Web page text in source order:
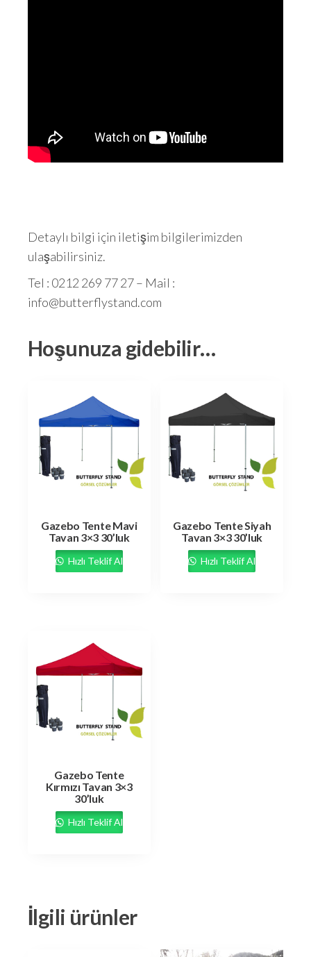
Detaylı bilgi için iletişim bilgilerimizden
ulaşabilirsiniz.
Tel : 0212 269 77 27 – Mail :
info@butterflystand.com
Hoşunuza gidebilir…
Gazebo Tente Mavi
Tavan 3×3 30’luk
Hızlı Teklif Al
Gazebo Tente Siyah
Tavan 3×3 30’luk
Hızlı Teklif Al
Gazebo Tente
Kırmızı Tavan 3×3
30’luk
Hızlı Teklif Al
İlgili ürünler